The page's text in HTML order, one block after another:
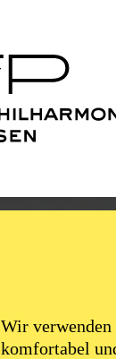
Wir verwenden
komfortabel